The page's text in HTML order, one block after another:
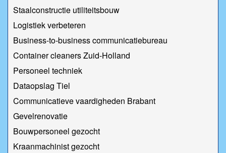
Staalconstructie utiliteitsbouw
Logistiek verbeteren
Business-to-business communicatiebureau
Container cleaners Zuid-Holland
Personeel techniek
Dataopslag Tiel
Communicatieve vaardigheden Brabant
Gevelrenovatie
Bouwpersoneel gezocht
Kraanmachinist gezocht